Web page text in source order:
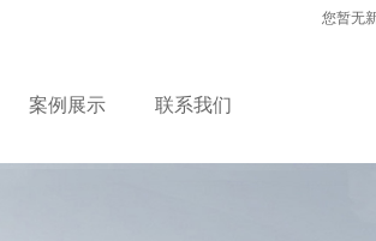
您暂无
案例展示 联系我们